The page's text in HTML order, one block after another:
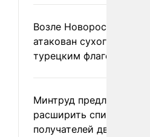
Возле Новороссийска
атакован сухогруз под
турецким флагом
Минтруд предложил
расширить список
получателей двух